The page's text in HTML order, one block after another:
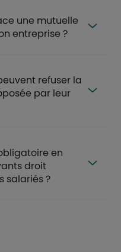
une mutuelle
entreprise ?
refuser la
par leur
en
droit
salariés ?